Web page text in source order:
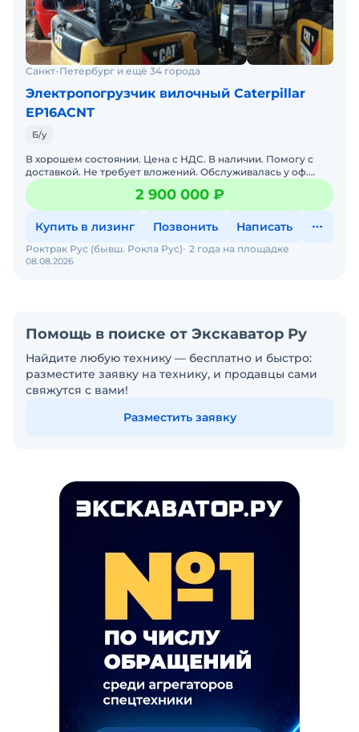
Санкт-Петербург и ещё 34 города
Электропогрузчик вилочный Caterpillar
EP16ACNT
Б/у
В хорошем состоянии. Цена с НДС. В наличии. Помогу с
доставкой. Не требует вложений. Обслуживалась у оф.
дилера. Готова к эксплуатации. Заводская гарантия. Скла
2 900 000 ₽
Купить в лизинг Позвонить Написать
08.08.2026
Роктрак Рус (бывш. Рокла Рус) 2 года на площадке
Помощь в поиске от Экскаватор Ру
Найдите любую технику — бесплатно и быстро:
разместите заявку на технику, и продавцы сами
свяжутся с вами!
Разместить заявку